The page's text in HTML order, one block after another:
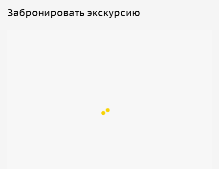
Забронировать экскурсию